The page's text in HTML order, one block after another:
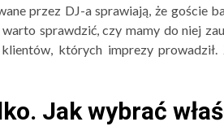
przez DJ-a sprawiają, że goście
sprawdzić, czy mamy do niej
których imprezy prowadził.
Jak wybrać